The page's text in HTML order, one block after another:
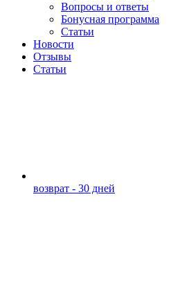
Вопросы и ответы
Бонусная программа
Статьи
Новости
Отзывы
Статьи
возврат - 30 дней